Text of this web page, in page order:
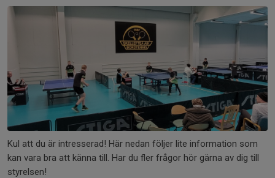
Kul att du är intresserad! Här nedan följer lite information som
kan vara bra att känna till. Har du fler frågor hör gärna av dig till
styrelsen!